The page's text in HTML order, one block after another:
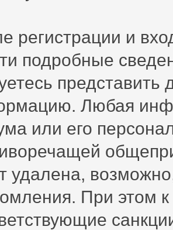
регистрации и
подробные
Любая
или его
удалена,
При этом